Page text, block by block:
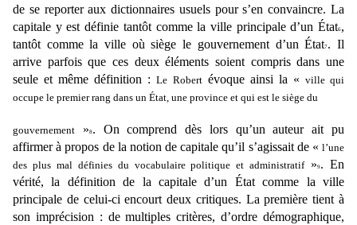
de se reporter aux dictionnaires usuels pour s’en convaincre. La
capitale y est définie tantôt comme la ville principale d’un État6,
tantôt comme la ville où siège le gouvernement d’un État7. Il
arrive parfois que ces deux éléments soient compris dans une
seule et même définition : Le Robert évoque ainsi la « ville qui
occupe le premier rang dans un État, une province et qui est le siège du
gouvernement »8. On comprend dès lors qu’un auteur ait pu
affirmer à propos de la notion de capitale qu’il s’agissait de «l’une
des plus mal définies du vocabulaire politique et administratif»9. En
vérité, la
définition de la capitale d’un État comme la ville
principale de celui-ci encourt deux critiques. La première tient à
son imprécision : de multiples critères, d’ordre démographique,